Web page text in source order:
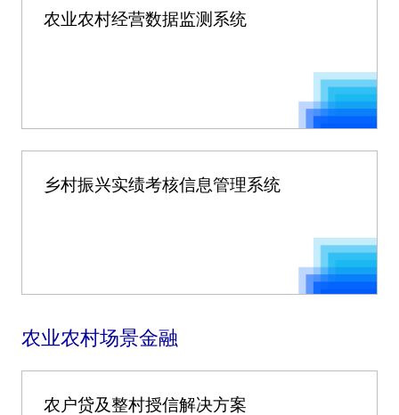
农业农村经营数据监测系统
乡村振兴实绩考核信息管理系统
农业农村场景金融
农户贷及整村授信解决方案